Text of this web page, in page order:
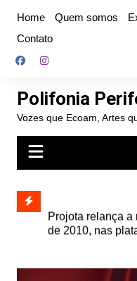
conteúdo
Home Quem somos
Contato
Polifonia
Vozes que Ecoam, Artes
e abre
autoral,
de 2010, nas